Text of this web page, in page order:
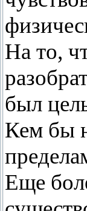
На то,
был
Кем бы
Еще